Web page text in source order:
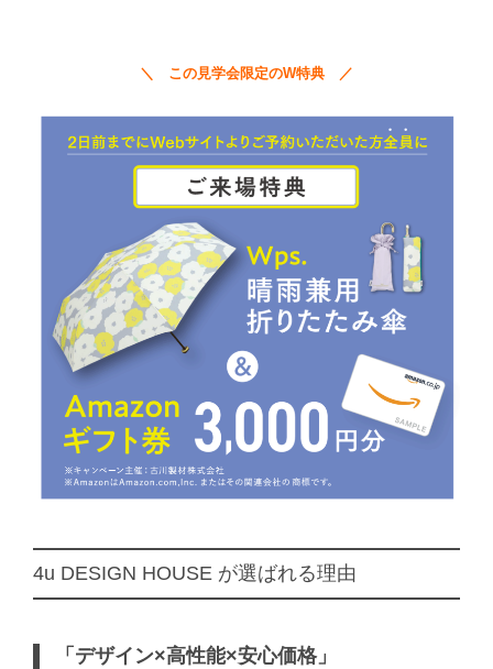
＼ この見学会限定のW特典 ／
4u DESIGN HOUSE が選ばれる理由
「デザイン×高性能×安心価格」